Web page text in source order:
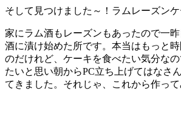
そして見つけました～！ラムレーズンケ
家にラム酒もレーズンもあったので一
酒に漬け始めた所です。本当はもっと
のだけれど、ケーキを食べたい気分な
たいと思い朝からPC立ち上げてはなさ
てきました。それじゃ、これから作っ